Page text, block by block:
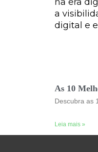
a
digital e
As 10
Descubra as
Leia mais »